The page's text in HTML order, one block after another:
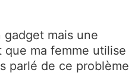
mais une
ma femme utilise
parlé de ce problème